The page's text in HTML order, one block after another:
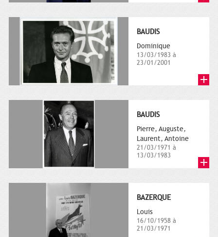
BAUDIS
Dominique
13/03/1983 à
23/01/2001
BAUDIS
Pierre, Auguste,
Laurent, Antoine
21/03/1971 à
13/03/1983
BAZERQUE
Louis
16/10/1958 à
21/03/1971